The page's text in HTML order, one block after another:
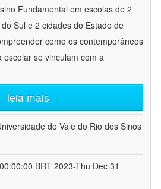
Fundamental em escolas de 2
Sul e 2 cidades do Estado de
como os contemporâneos
escolar se vinculam com a
leia mais
do Vale do Rio dos Sinos
BRT 2023-Thu Dec 31